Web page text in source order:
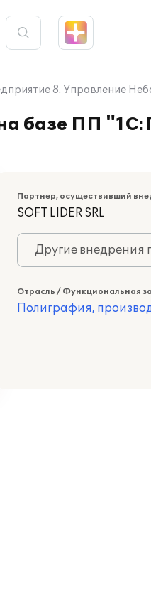
8. Управление
базе ПП
Партнер, осуществивший
SOFT LIDER SRL
Другие внедрения
Отрасль / Функциональная
Полиграфия,